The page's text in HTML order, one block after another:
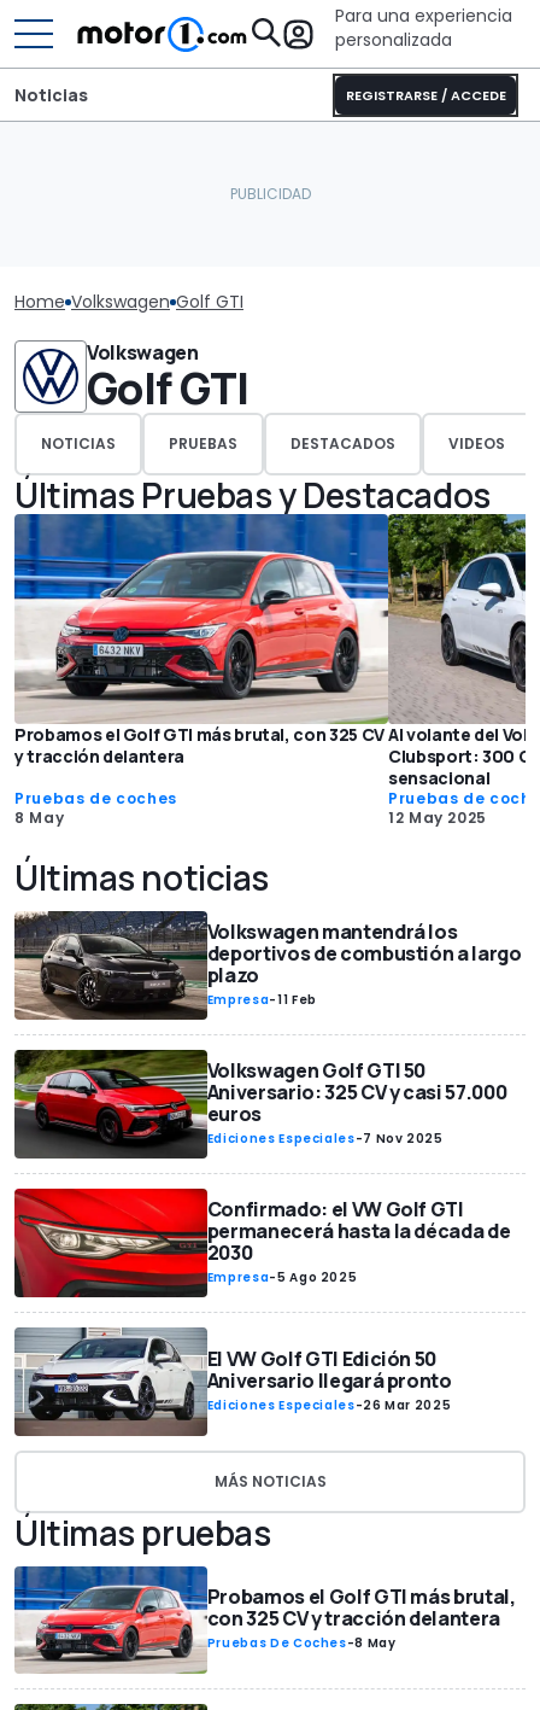
Para una experiencia
personalizada
REGISTRARSE / ACCEDE
Noticias
Home Volkswagen Golf GTI
Volkswagen
Golf GTI
NOTICIAS PRUEBAS DESTACADOS VIDEOS
Últimas Pruebas y Destacados
Probamos el Golf GTI más brutal, con 325 CV
y tracción delantera
Pruebas de coches
8 May
Al volante del
Clubsport: 300
sensacional
Pruebas de
12 May 2025
Últimas noticias
Volkswagen mantendrá los
deportivos de combustión a largo
plazo
Empresa-11 Feb
Volkswagen Golf GTI 50
Aniversario: 325 CV y casi 57.000
euros
Ediciones Especiales-7 Nov 2025
Confirmado: el VW Golf GTI
permanecerá hasta la década de
2030
Empresa-5 Ago 2025
El VW Golf GTI Edición 50
Aniversario llegará pronto
Ediciones Especiales-26 Mar 2025
MÁS NOTICIAS
Últimas pruebas
Probamos el Golf GTI más brutal,
con 325 CV y tracción delantera
Pruebas De Coches-8 May